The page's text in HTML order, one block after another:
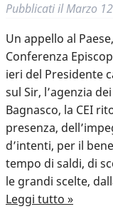
Pubblicati ilMarzo
Un appello al
Conferenza
ieri del Presidente
sul Sir, l’agenzia
Bagnasco, la CEI
presenza,
d’intenti, per il
tempo di saldi, di
le grandi scelte,
Leggi tutto »